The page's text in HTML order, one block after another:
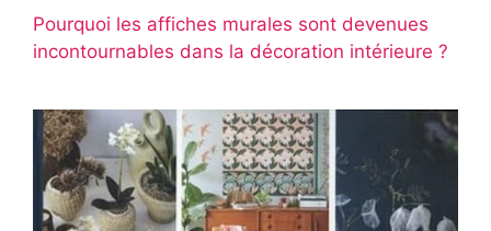
Pourquoi les affiches murales sont devenues
incontournables dans la décoration intérieure ?